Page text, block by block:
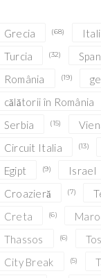
Grecia (68)
Turcia (32)
România (19)
călătorii în România
Serbia (15)
Circuit Italia (13)
Egipt (9) Israel
Croazieră (7)
Creta (6)
Thassos (6)
City Break (5)